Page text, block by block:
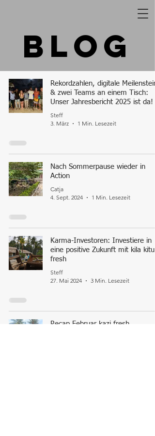
Blog
Rekordzahlen, digitale
& zwei Teams an einem Tisch:
Unser Jahresbericht 2025 ist da!
Steff
3. März
1 Min. Lesezeit
Nach Sommerpause wieder in
Action
Catja
4. Sept. 2024
1 Min. Lesezeit
Karma-Investoren: Investiere in
eine positive Zukunft mit kila kitu
fresh
Steff
27. Mai 2024
3 Min. Lesezeit
Recap Februar kazi fresh